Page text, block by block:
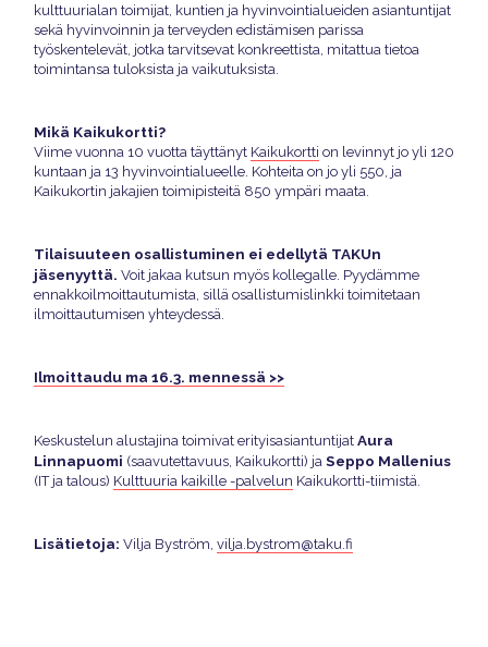
kulttuurialan toimijat, kuntien ja hyvinvointialueiden asiantuntijat
sekä hyvinvoinnin ja terveyden edistämisen parissa
työskentelevät, jotka tarvitsevat konkreettista, mitattua tietoa
toimintansa tuloksista ja vaikutuksista.
Mikä Kaikukortti?
Viime vuonna 10 vuotta täyttänyt Kaikukortti on levinnyt jo yli 120
kuntaan ja 13 hyvinvointialueelle. Kohteita on jo yli 550, ja
Kaikukortin jakajien toimipisteitä 850 ympäri maata.
Tilaisuuteen osallistuminen ei edellytä TAKUn
jäsenyyttä. Voit jakaa kutsun myös kollegalle. Pyydämme
ennakkoilmoittautumista, sillä osallistumislinkki toimitetaan
ilmoittautumisen yhteydessä.
Ilmoittaudu ma 16.3. mennessä >>
Keskustelun alustajina toimivat erityisasiantuntijat Aura
Linnapuomi (saavutettavuus, Kaikukortti) ja Seppo Mallenius
(IT ja talous) Kulttuuria kaikille -palvelun Kaikukortti-tiimistä.
Lisätietoja: Vilja Byström, vilja.bystrom@taku.fi